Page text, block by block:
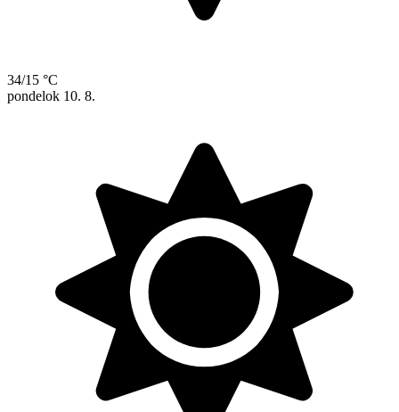
34/15 °C
pondelok 10. 8.